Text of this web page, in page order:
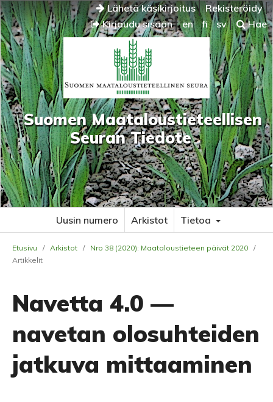
Lähetä käsikirjoitus
Rekisteröidy
Kirjaudu sisään
en fi sv Hae
Suomen Maataloustieteellisen
Seuran Tiedote
Uusin numero Arkistot Tietoa
Etusivu / Arkistot / Nro 38 (2020): Maataloustieteen päivät 2020 /
Artikkelit
Navetta 4.0 —
navetan olosuhteiden
jatkuva mittaaminen